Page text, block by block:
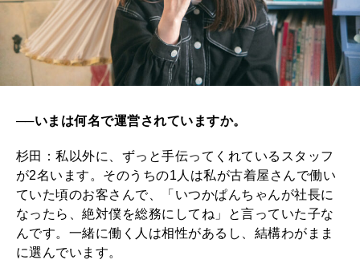
──いまは何名で運営されていますか。
杉田：私以外に、ずっと手伝ってくれているスタッフ
が2名います。そのうちの1人は私が古着屋さんで働い
ていた頃のお客さんで、「いつかぱんちゃんが社長に
なったら、絶対僕を総務にしてね」と言っていた子な
んです。一緒に働く人は相性があるし、結構わがまま
に選んでいます。